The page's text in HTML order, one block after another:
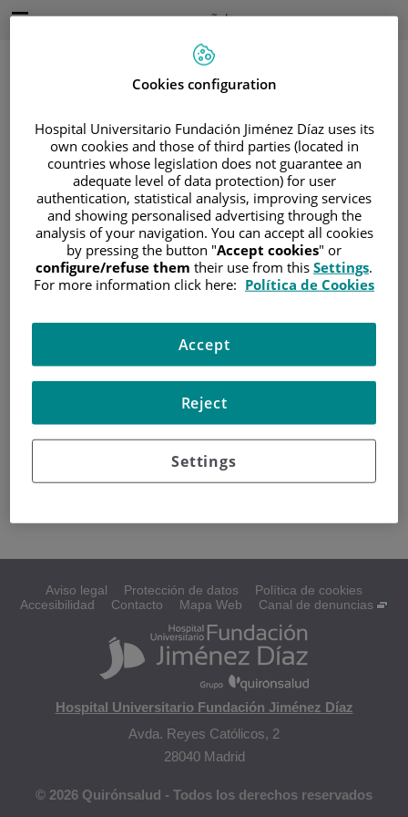
Buscar
Selector
de
idioma
Idioma
Español
Inicio/ÁREA DEL PACIENTE
/SOBRE EL CÁNCER
INFORMACIÓN Y SOPORTE AL PACIENTE
/INFORMACIÓN GENERAL/DIAGNÓSTICO
Cómo se diagnostica
Pruebas y escáneres
Cribado del cáncer colorrectal
Cribado del cáncer de mama
Cribado del cáncer de cuello uterino (cérvix)
Aviso legal Protección de datos
Política de cookies
Accesibilidad
Contacto Mapa Web Canal de denuncias
Hospital Universitario Fundación Jiménez Díaz
Avda. Reyes Católicos, 2
28040 Madrid
© 2026 Quirónsalud - Todos los derechos reservados
Cookies configuration
Hospital Universitario Fundación Jiménez Díaz uses its
own cookies and those of third parties (located in
countries whose legislation does not guarantee an
adequate level of data protection) for user
authentication, statistical analysis, improving services
and showing personalised advertising through the
analysis of your navigation. You can accept all cookies
by pressing the button "Accept cookies" or
configure/refuse them their use from this Settings.
For more information click here: Política de Cookies
Settings
Reject
Accept